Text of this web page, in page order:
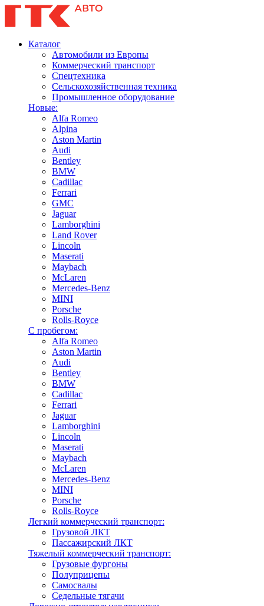
Каталог
Автомобили из Европы
Коммерческий транспорт
Спецтехника
Сельскохозяйственная техника
Промышленное оборудование
Новые:
Alfa Romeo
Alpina
Aston Martin
Audi
Bentley
BMW
Cadillac
Ferrari
GMC
Jaguar
Lamborghini
Land Rover
Lincoln
Maserati
Maybach
McLaren
Mercedes-Benz
MINI
Porsche
Rolls-Royce
С пробегом:
Alfa Romeo
Aston Martin
Audi
Bentley
BMW
Cadillac
Ferrari
Jaguar
Lamborghini
Lincoln
Maserati
Maybach
McLaren
Mercedes-Benz
MINI
Porsche
Rolls-Royce
Легкий коммерческий транспорт:
Грузовой ЛКТ
Пассажирский ЛКТ
Тяжелый коммерческий транспорт:
Грузовые фургоны
Полуприцепы
Самосвалы
Седельные тягачи